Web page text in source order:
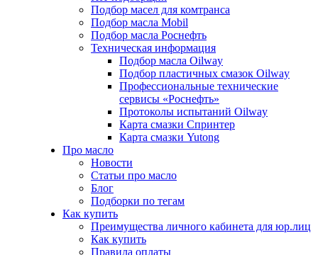
Подбор масел для комтранса
Подбор масла Mobil
Подбор масла Роснефть
Техническая информация
Подбор масла Oilway
Подбор пластичных смазок Oilway
Профессиональные технические
сервисы «Роснефть»
Протоколы испытаний Oilway
Карта смазки Спринтер
Карта смазки Yutong
Про масло
Новости
Статьи про масло
Блог
Подборки по тегам
Как купить
Преимущества личного кабинета для юр.лиц
Как купить
Правила оплаты